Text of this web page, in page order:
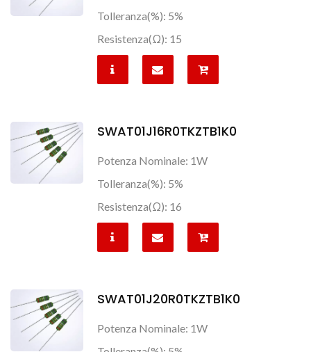
Tolleranza(%): 5%
Resistenza(Ω): 15
SWAT01J16R0TKZTB1K0
Potenza Nominale: 1W
Tolleranza(%): 5%
Resistenza(Ω): 16
SWAT01J20R0TKZTB1K0
Potenza Nominale: 1W